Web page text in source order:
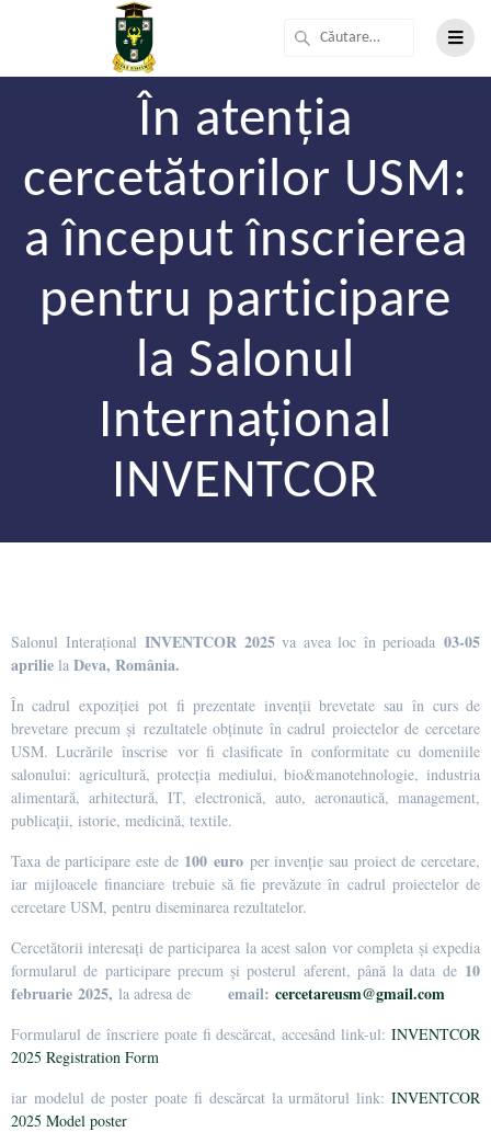
În atenția
cercetătorilor USM:
a început înscrierea
pentru participare
la Salonul
Internațional
INVENTCOR
Salonul InteraționalINVENTCOR 2025va avea loc în perioada03-05
aprilie la Deva, România.
În cadrul expoziției pot fi prezentate invenții brevetate sau în curs de
brevetare precum și rezultatele obținute în cadrul proiectelor de cercetare
USM. Lucrările înscrise vor fi clasificate în conformitate cu domeniile
salonului: agricultură, protecția mediului, bio&manotehnologie, industria
alimentară, arhitectură, IT, electronică, auto, aeronautică, management,
publicații, istorie, medicină, textile.
Taxa de participare este de 100 euro per invenție sau proiect de cercetare,
iar mijloacele financiare trebuie să fie prevăzute în cadrul proiectelor de
cercetare USM, pentru diseminarea rezultatelor.
Cercetătorii interesați de participarea la acest salon vor completa și expedia
formularul de participare precum și posterul aferent, până la data de 10
februarie 2025, la adresa de email: cercetareusm@gmail.com
Formularul de înscriere poate fi descărcat, accesând link-ul: INVENTCOR
2025 Registration Form
iar modelul de poster poate fi descărcat la următorul link: INVENTCOR
2025 Model poster